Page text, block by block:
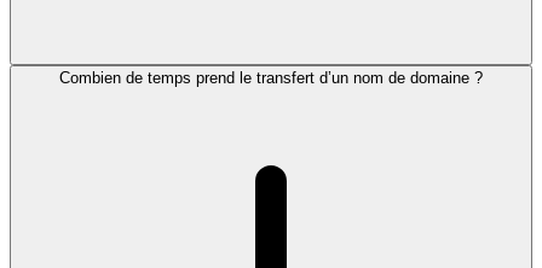
Combien de temps prend le transfert d’un nom de domaine ?